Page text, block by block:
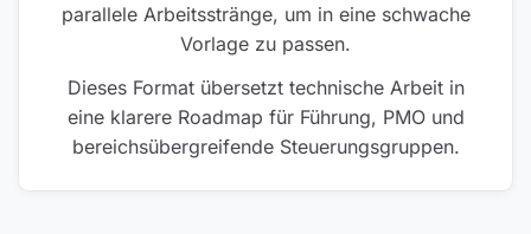
parallele Arbeitsstränge, um in eine schwache
Vorlage zu passen.
Dieses Format übersetzt technische Arbeit in
eine klarere Roadmap für Führung, PMO und
bereichsübergreifende Steuerungsgruppen.